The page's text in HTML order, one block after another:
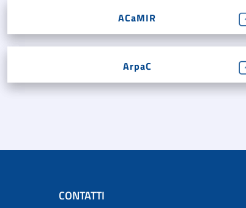
ACaMIR
ArpaC
CONTATTI